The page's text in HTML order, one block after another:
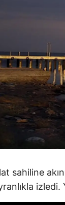
sahiline
izledi.